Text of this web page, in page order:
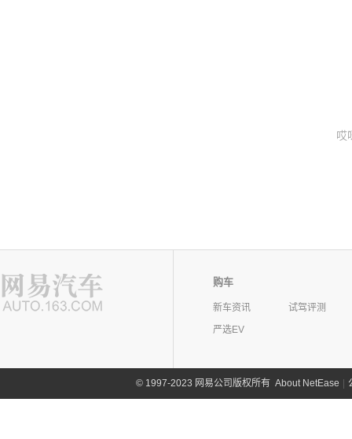
哎
购车
新车资讯
试驾评测
严选EV
©1997-2023 网易公司版权所有 About NetEase